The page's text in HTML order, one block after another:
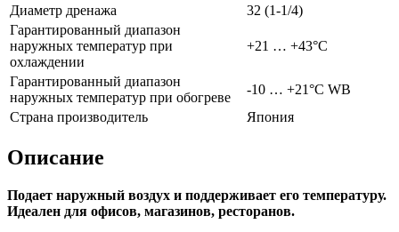
Диаметр дренажа
32 (1-1/4)
Гарантированный диапазон
наружных температур при
охлаждении
+21 … +43°C
Гарантированный диапазон
наружных температур при обогреве
-10 … +21°C WB
Страна производитель
Япония
Описание
Подает наружный воздух и поддерживает его температуру.
Идеален для офисов, магазинов, ресторанов.